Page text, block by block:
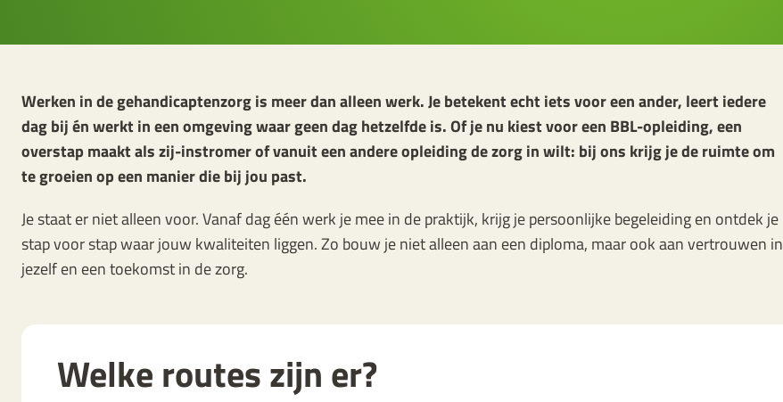
Werken in de gehandicaptenzorg is meer dan alleen werk. Je betekent echt iets voor een ander, leert iedere
dag bij én werkt in een omgeving waar geen dag hetzelfde is. Of je nu kiest voor een BBL-opleiding, een
overstap maakt als zij-instromer of vanuit een andere opleiding de zorg in wilt: bij ons krijg je de ruimte om
te groeien op een manier die bij jou past.
Je staat er niet alleen voor. Vanaf dag één werk je mee in de praktijk, krijg je persoonlijke begeleiding en ontdek je
stap voor stap waar jouw kwaliteiten liggen. Zo bouw je niet alleen aan een diploma, maar ook aan vertrouwen in
jezelf en een toekomst in de zorg.
Welke routes zijn er?